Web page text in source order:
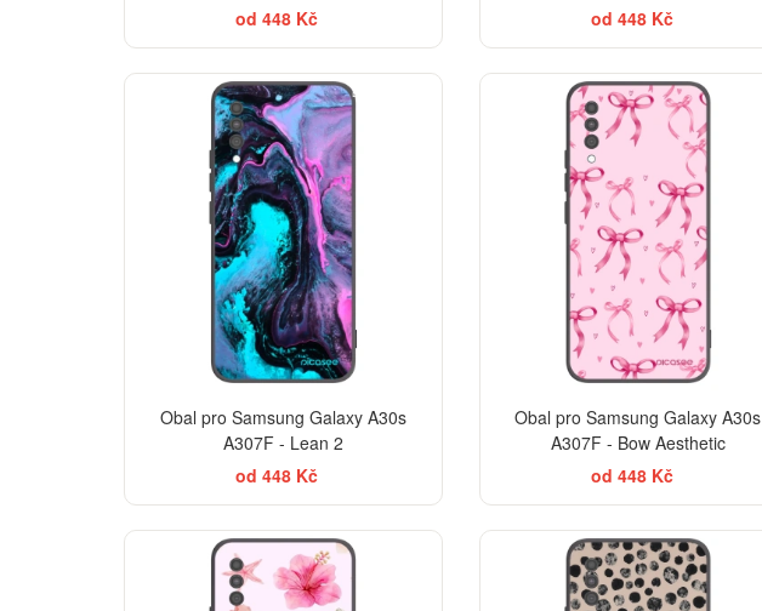
od 448 Kč
od 448 Kč
BESTSELLER
Obal pro Samsung Galaxy A30s
A307F - Lean 2
od 448 Kč
Obal pro Samsung Galaxy A30s
A307F - Bow Aesthetic
od 448 Kč